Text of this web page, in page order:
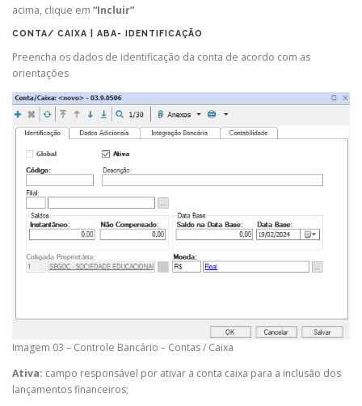
acima, clique em “Incluir”
CONTA/ CAIXA | ABA- IDENTIFICAÇÃO
Preencha os dados de identificação da conta de acordo com as
orientações
Imagem 03 – Controle Bancário – Contas / Caixa
Ativa: campo responsável por ativar a conta caixa para a inclusão dos
lançamentos financeiros;